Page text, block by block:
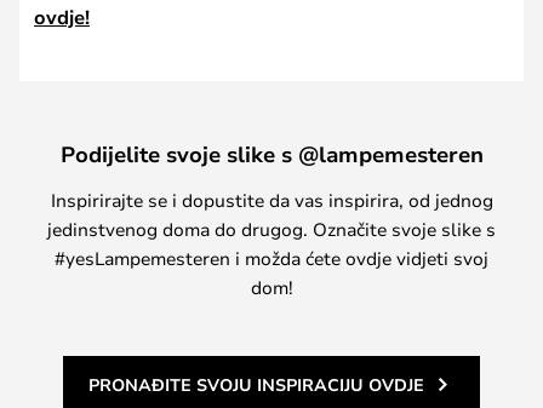
ovdje!
Podijelite svoje slike s @lampemesteren
Inspirirajte se i dopustite da vas inspirira, od jednog
jedinstvenog doma do drugog. Označite svoje slike s
#yesLampemesteren i možda ćete ovdje vidjeti svoj
dom!
PRONAĐITE SVOJU INSPIRACIJU OVDJE